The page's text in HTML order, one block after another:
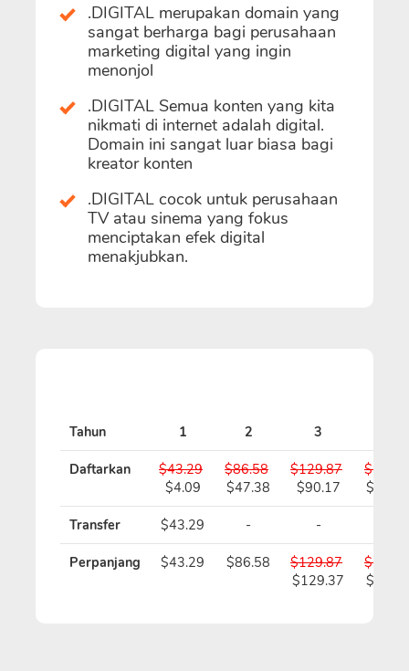
.DIGITAL merupakan domain yang
sangat berharga bagi perusahaan
marketing digital yang ingin
menonjol
.DIGITAL Semua konten yang kita
nikmati di internet adalah digital.
Domain ini sangat luar biasa bagi
kreator konten
.DIGITAL cocok untuk perusahaan
TV atau sinema yang fokus
menciptakan efek digital
menakjubkan.
Tahun 1 2 3
Daftarkan
$43.29
$4.09
$86.58
$47.38
$129.87
$90.17
Transfer $43.29 - -
Perpanjang $43.29 $86.58
$129.87
$129.37